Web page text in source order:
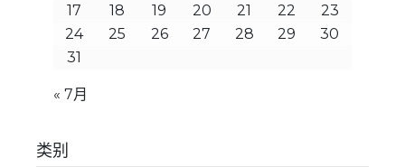
17
18 19 20 21 22
23
24
25 26 27 28 29
30
31
« 7月
类别